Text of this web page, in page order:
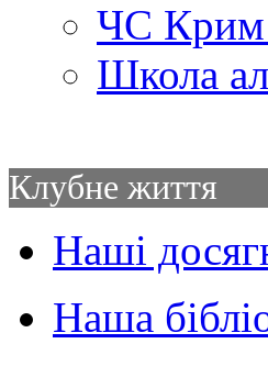
ЧС Крим
Школа
Клубне життя
Наші
Наша